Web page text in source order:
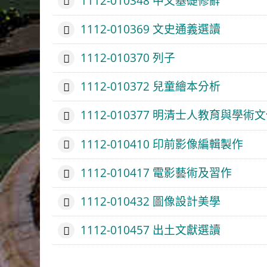
1112-010369 文史通義選讀
1112-010370 列子
1112-010372 兒童繪本分析
1112-010377 明清士人教育與學術
1112-010410 印前影像編輯製作
1112-010417 電影藝術及習作
1112-010432 圖像設計美學
1112-010457 出土文獻選讀